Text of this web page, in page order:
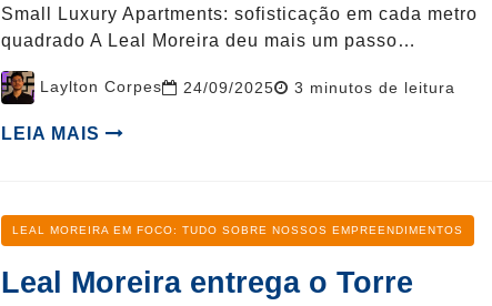
Small Luxury Apartments: sofisticação em cada metro
quadrado A Leal Moreira deu mais um passo…
Post
author
Laylton Corpes 24/09/2025Reading
3 minutos de leitura
LEIA MAIS
Categoria
LEAL MOREIRA EM FOCO: TUDO SOBRE NOSSOS EMPREENDIMENTOS
Leal Moreira entrega o Torre